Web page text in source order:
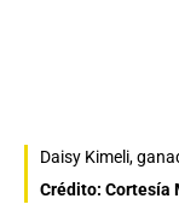
Daisy Kimeli,
Crédito: Cortesía